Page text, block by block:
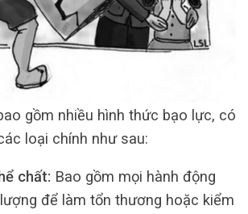
gồm nhiều hình thức bạo lực, có
loại chính như sau:
chất: Bao gồm mọi hành động
để làm tổn thương hoặc kiểm